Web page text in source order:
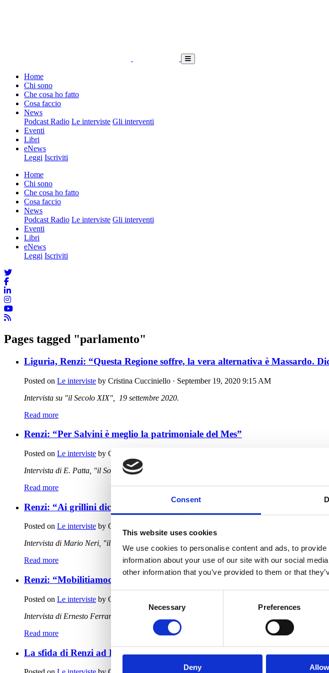
Consent
This website uses cookies
We use cookies to personalise content and ads, to
information about your use of our site with our social
other information that you’ve provided to them or that
Consent
Necessary Preferences
Deny
Home
Chi sono
Che cosa ho fatto
Cosa faccio
News
Podcast Radio Le interviste Gli interventi
Eventi
Libri
eNews
Leggi Iscriviti
Home
Chi sono
Che cosa ho fatto
Cosa faccio
News
Podcast Radio Le interviste Gli interventi
Eventi
Libri
eNews
Leggi Iscriviti
Pages tagged "parlamento"
Liguria, Renzi: “Questa Regione soffre, la vera alternativa è Massardo.
Posted on Le interviste by Cristina Cucciniello · September 19, 2020 9:15 AM
Intervista su "il Secolo XIX", 19 settembre 2020.
Read more
Renzi: “Per Salvini è meglio la patrimoniale del Mes”
Posted on Le interviste by Cristina Cucciniello
Intervista di E. Patta, "il Sole 24 Ore", 18 settembre 2020.
Read more
Renzi: “Ai grillini dico: non date la Toscana a chi non crede
Posted on Le interviste by Cristina Cucciniello
Intervista di Mario Neri, "il Tirreno", 17 settembre 2020.
Read more
Renzi: “Mobilitiamoci tutti. Non vogliamo vedere Salvini festeggiare in
Posted on Le interviste by Cristina Cucciniello
Intervista di Ernesto Ferrara, "Firenze - la Repubblica", 16 settembre 2020.
Read more
La sfida di Renzi ad Emiliano: "Lui e Fitto pari sono"